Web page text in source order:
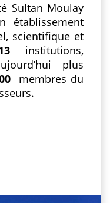
Sultan Moulay
établissement
scientifique et
institutions,
plus
membres du